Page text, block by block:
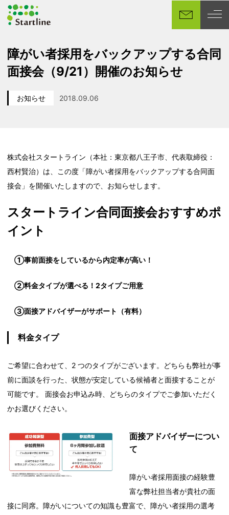
イ
テ
へ
障がい者採用をバックアップする合同
面接会（9/21）開催のお知らせ
カテゴリー
お知らせ
投稿日
2018.09.06
株式会社スタートライン（本社：東京都八王子市、代表取締役：
西村賢治）は、この度「障がい者採用をバックアップする合同面
接会」を開催いたしますので、お知らせします。
スタートライン合同面接会おすすめポ
イント
①事前面接をしているから内定率が高い！
②料金タイプが選べる！2タイプご用意
③面接アドバイザーがサポート（有料）
料金タイプ
ご希望に合わせて、2 つのタイプがございます。どちらも弊社が事
前に面談を行った、状態が安定している候補者と面接することが
可能です。 面接会お申込み時、どちらのタイプでご参加いただく
かお選びください。
面接アドバイザーについ
て
障がい者採用面接の経験豊
富な弊社担当者が貴社の面
接に同席。障がいについての知識も豊富で、障がい者採用の選考